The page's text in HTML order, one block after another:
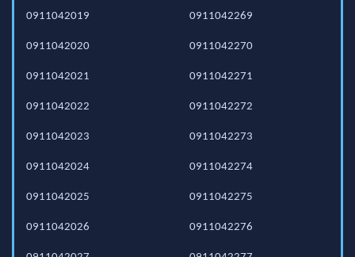
0911042019
0911042020
0911042021
0911042022
0911042023
0911042024
0911042025
0911042026
0911042269
0911042270
0911042271
0911042272
0911042273
0911042274
0911042275
0911042276